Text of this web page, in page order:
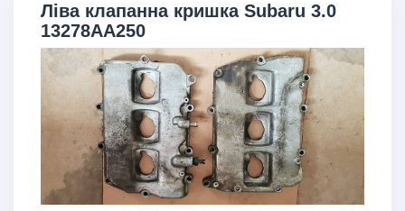
Ліва клапанна кришка Subaru 3.0
13278AA250